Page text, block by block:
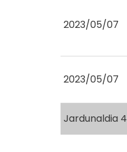
2023/05/07
2023/05/07
Jardunaldia 4